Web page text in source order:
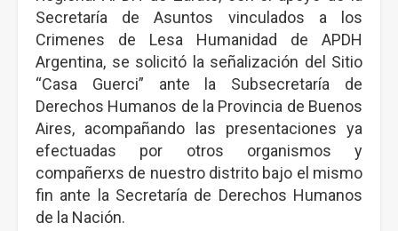
Secretaría de Asuntos vinculados a los
Crimenes de Lesa Humanidad de APDH
Argentina, se solicitó la señalización del Sitio
“Casa Guerci” ante la Subsecretaría de
Derechos Humanos de la Provincia de Buenos
Aires, acompañando las presentaciones ya
efectuadas por otros organismos y
compañerxs de nuestro distrito bajo el mismo
fin ante la Secretaría de Derechos Humanos
de la Nación.